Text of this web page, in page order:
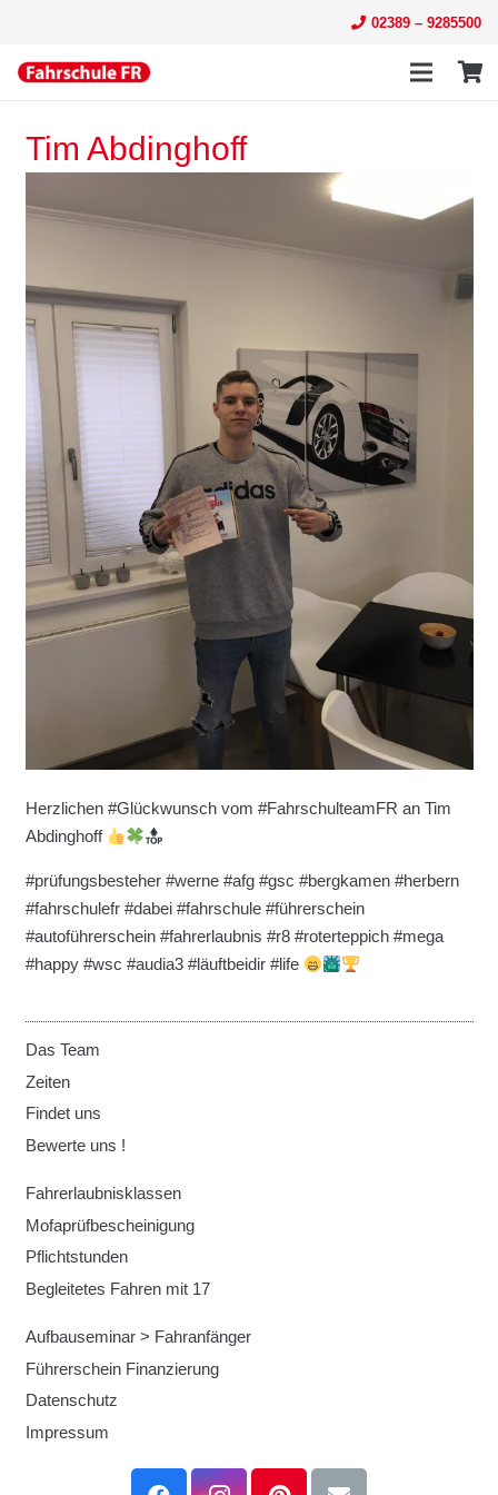
02389 – 9285500
Tim Abdinghoff
Herzlichen #Glückwunsch vom #FahrschulteamFR an Tim
Abdinghoff
#prüfungsbesteher #werne #afg #gsc #bergkamen #herbern
#fahrschulefr #dabei #fahrschule #führerschein
#autoführerschein #fahrerlaubnis #r8 #roterteppich #mega
#happy #wsc #audia3 #läuftbeidir #life
Das Team
Zeiten
Findet uns
Bewerte uns !
Fahrerlaubnisklassen
Mofaprüfbescheinigung
Pflichtstunden
Begleitetes Fahren mit 17
Aufbauseminar > Fahranfänger
Führerschein Finanzierung
Datenschutz
Impressum